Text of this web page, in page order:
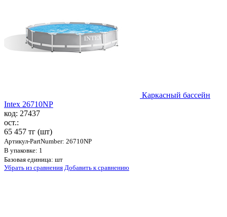
Каркасный бассейн
Intex 26710NP
код: 27437
ост.:
65 457 тг (шт)
Артикул-PartNumber: 26710NP
В упаковке: 1
Базовая единица: шт
Убрать из сравнения Добавить к сравнению